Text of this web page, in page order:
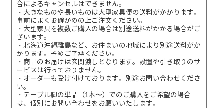
合によるキャンセルはできません。
・大きなものや長いものは大型家具便の送料がかかります。
事前によくお確かめの上ご注文ください。
・大型家具を複数ご購入の場合は別途送料がかかる場合がご
ざいます。
・北海道沖縄離島など、お住まいの地域により別途送料がか
かります。予めご了承ください。
・商品のお届けは玄関渡しとなります。設置や引き取りのサ
ービスは行っておりません。
・オーダーも受け付けております。別途お問い合わせくださ
い。
・テーブル脚の単品（1本〜）でのご購入をご希望の場合
は、個別にお問い合わせをお願いいたします。